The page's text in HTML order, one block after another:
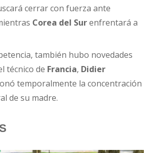
cerrar con fuerza ante
Corea del Surenfrentará a
también hubo novedades
técnico de Francia, Didier
temporalmente la concentración
de su madre.